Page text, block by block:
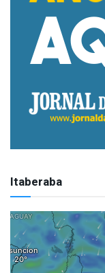
Itaberaba